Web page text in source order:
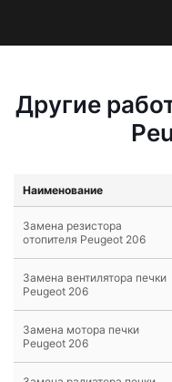
Другие
Наименование
Замена резистора
отопителя Peugeot 206
Замена вентилятора печки
Peugeot 206
Замена мотора печки
Peugeot 206